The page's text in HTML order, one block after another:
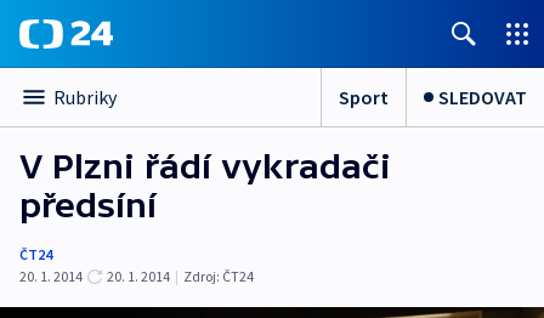
Rubriky Sport SLEDOVAT
V Plzni řádí vykradači
předsíní
ČT24
20. 1. 2014
20. 1. 2014 | Zdroj: ČT24